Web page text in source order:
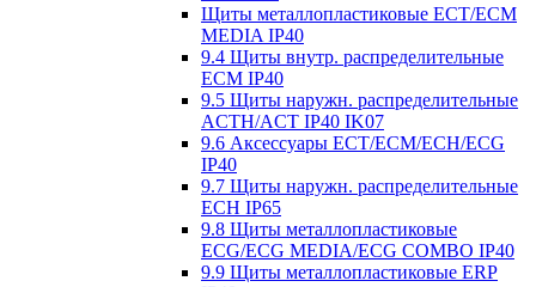
Щиты металлопластиковые ECT/ECM
MEDIA IP40
9.4 Щиты внутр. распределительные
ECМ IP40
9.5 Щиты наружн. распределительные
ACTH/ACT IP40 IK07
9.6 Аксессуары ECT/ECM/ECH/ECG
IP40
9.7 Щиты наружн. распределительные
ECH IP65
9.8 Щиты металлопластиковые
ECG/ECG MEDIA/ECG COMBO IP40
9.9 Щиты металлопластиковые ERP